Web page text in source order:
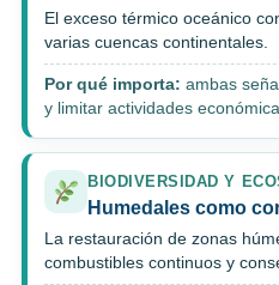
El exceso térmico oceánico
varias cuencas continentales.
Por qué importa: ambas
y limitar actividades
BIODIVERSIDAD Y
Humedales como
La restauración de zonas
combustibles continuos y